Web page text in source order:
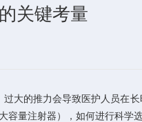
关键考量
的推力会导致医护人员在
量注射器），如何进行科学